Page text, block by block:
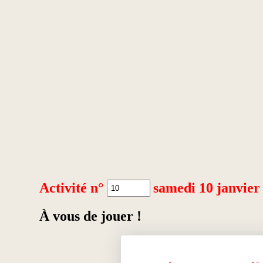
Activité n°
samedi 10 janvier
À vous de jouer !